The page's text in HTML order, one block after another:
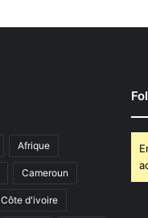
Afrique
Cameroun
Côte d'ivoire